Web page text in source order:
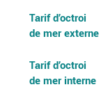
Tarif d’octroi
de mer externe
Tarif d’octroi
de mer interne